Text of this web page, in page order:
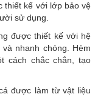
thiết kế với lớp bảo vệ
sử dụng.
được thiết kế với hệ
nhanh chóng. Hèm
cách chắc chắn, tạo
được làm từ vật liệu